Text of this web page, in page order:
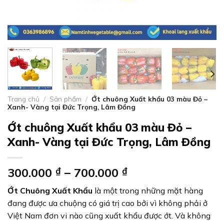
Trang chủ / Sản phẩm / Ớt chuông Xuất khẩu 03 màu Đỏ –
Xanh- Vàng tại Đức Trọng, Lâm Đồng
Ớt chuông Xuất khẩu 03 màu Đỏ –
Xanh- Vàng tại Đức Trọng, Lâm Đồng
300.000 ₫ – 700.000 ₫
Ớt Chuông Xuất Khẩu là một trong những mặt hàng
đang được ưa chuộng có giá trị cao bởi vì không phải ở
Việt Nam đơn vi nào cũng xuất khẩu được ớt. Và không